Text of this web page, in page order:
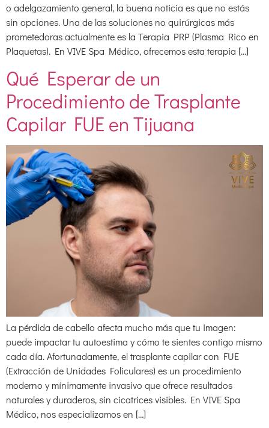
o adelgazamiento general, la buena noticia es que no estás
sin opciones. Una de las soluciones no quirúrgicas más
prometedoras actualmente es la Terapia PRP (Plasma Rico en
Plaquetas). En VIVE Spa Médico, ofrecemos esta terapia […]
Qué Esperar de un
Procedimiento de Trasplante
Capilar FUE en Tijuana
La pérdida de cabello afecta mucho más que tu imagen:
puede impactar tu autoestima y cómo te sientes contigo mismo
cada día. Afortunadamente, el trasplante capilar con FUE
(Extracción de Unidades Foliculares) es un procedimiento
moderno y mínimamente invasivo que ofrece resultados
naturales y duraderos, sin cicatrices visibles. En VIVE Spa
Médico, nos especializamos en […]